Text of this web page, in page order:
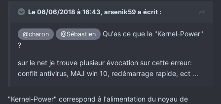
Autrement, va porter ta machine chez un réparateur afin
Cela te coûtera moins cher et également un achat inutile.
Le 06/06/2018 à 16:43, arsenik59 a écrit :
@charon @Sébastien
Qu'es ce que le "Kernel-Power"
?
sur le net je trouve plusieur évocation sur cette erreur:
conflit antivirus, MAJ win 10, redémarrage rapide, ect ...
"Kernel-Power" correspond à l'alimentation du noyau de